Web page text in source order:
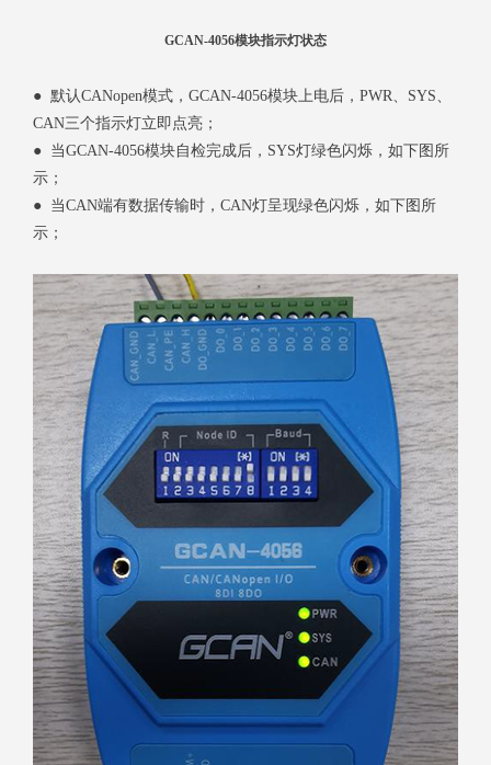
GCAN-4056模块指示灯状态
● 默认CANopen模式，GCAN-4056模块上电后，PWR、SYS、
CAN三个指示灯立即点亮；
● 当GCAN-4056模块自检完成后，SYS灯绿色闪烁，如下图所
示；
● 当CAN端有数据传输时，CAN灯呈现绿色闪烁，如下图所
示；